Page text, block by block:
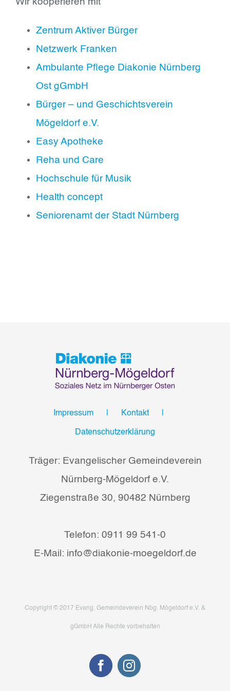
Zentrum Aktiver Bürger
Netzwerk Franken
Ambulante Pflege Diakonie Nürnberg
Ost gGmbH
Bürger – und Geschichtsverein
Mögeldorf e.V.
Easy Apotheke
Reha und Care
Hochschule für Musik
Health concept
Seniorenamt der Stadt Nürnberg
Impressum Kontakt
Datenschutzerklärung
Träger: Evangelischer Gemeindeverein
Nürnberg-Mögeldorf e.V.
Ziegenstraße 30, 90482 Nürnberg
Telefon: 0911 99 541-0
E-Mail: info@diakonie-moegeldorf.de
Copyright © 2017 Evang. Gemeindeverein Nbg. Mögeldorf e.V. &
gGmbH Alle Rechte vorbehalten
FacebookInstagram